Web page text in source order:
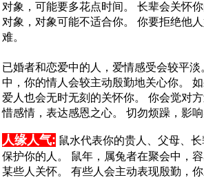
对象，可能要多花点时间。 长辈会关怀
对象，对象可能不适合你。 你要拒绝他
难。
已婚者和恋爱中的人，爱情感受会较平
中，你的情人会较主动殷勤地关心你。
爱人也会无时无刻的关怀你。 你会觉对
惜感情，表达感恩之心。 切勿烦躁，影响
人缘人气: 鼠水代表你的贵人、父母、
保护你的人。 鼠年，属兔者在聚会中，
某些人关怀。 有些人会主动表现殷勤，